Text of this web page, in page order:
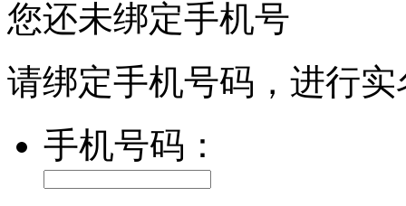
您还未绑定手机号
请绑定手机号码，进行
手机号码：